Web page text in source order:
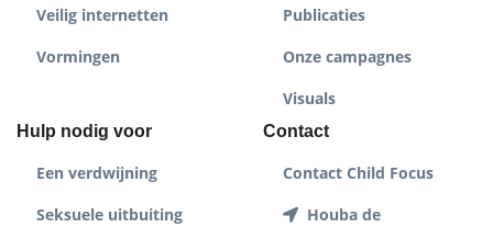
Veilig internetten
Vormingen
Publicaties
Onze campagnes
Visuals
Hulp nodig voor
Een verdwijning
Seksuele uitbuiting
Contact
Contact Child Focus
Houba de